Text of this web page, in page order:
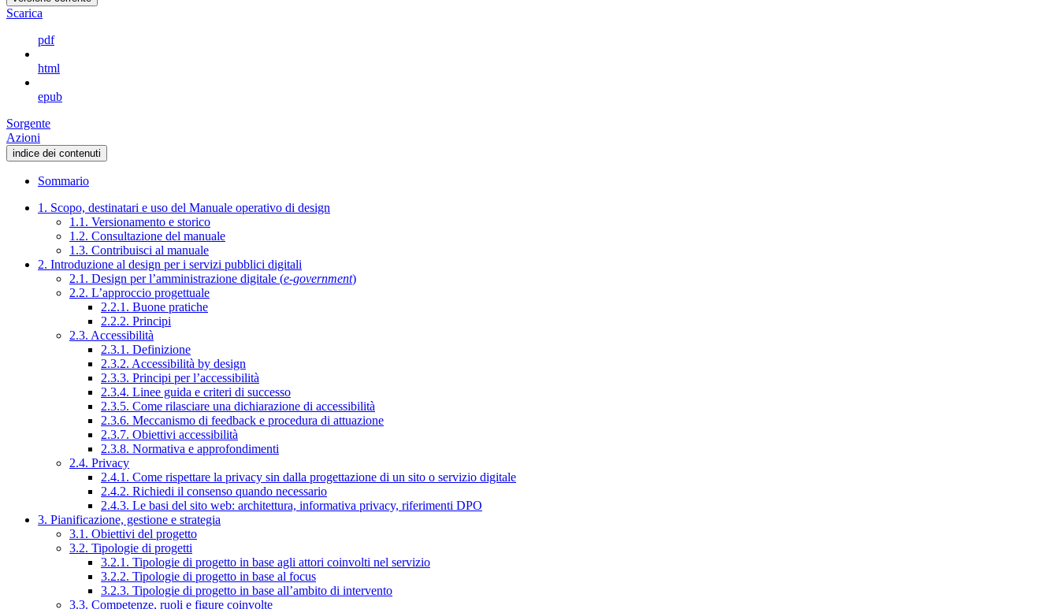
Scarica
pdf
html
epub
Sorgente
Azioni
indice dei contenuti
Sommario
1. Scopo, destinatari e uso del Manuale operativo di design
1.1. Versionamento e storico
1.2. Consultazione del manuale
1.3. Contribuisci al manuale
2. Introduzione al design per i servizi pubblici digitali
2.1. Design per l’amministrazione digitale (e-government)
2.2. L’approccio progettuale
2.2.1. Buone pratiche
2.2.2. Principi
2.3. Accessibilità
2.3.1. Definizione
2.3.2. Accessibilità by design
2.3.3. Principi per l’accessibilità
2.3.4. Linee guida e criteri di successo
2.3.5. Come rilasciare una dichiarazione di accessibilità
2.3.6. Meccanismo di feedback e procedura di attuazione
2.3.7. Obiettivi accessibilità
2.3.8. Normativa e approfondimenti
2.4. Privacy
2.4.1. Come rispettare la privacy sin dalla progettazione di un sito o servizio digitale
2.4.2. Richiedi il consenso quando necessario
2.4.3. Le basi del sito web: architettura, informativa privacy, riferimenti DPO
3. Pianificazione, gestione e strategia
3.1. Obiettivi del progetto
3.2. Tipologie di progetti
3.2.1. Tipologie di progetto in base agli attori coinvolti nel servizio
3.2.2. Tipologie di progetto in base al focus
3.2.3. Tipologie di progetto in base all’ambito di intervento
3.3. Competenze, ruoli e figure coinvolte